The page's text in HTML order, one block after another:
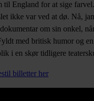
til England for at sige
ikke var ved at dø. Nå,
om sin onkel,
med britisk humor og
i en skør tidligere
billetter her